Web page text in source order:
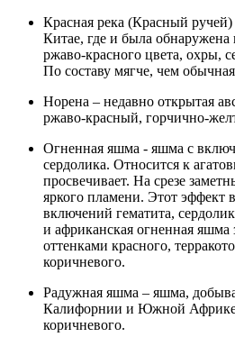
Красная река (Красный ручей)
Китае, где и была
ржаво-красного цвета, охры,
По составу мягче, чем
Норена – недавно открытая
ржаво-красный, горчично-
Огненная яшма - яшма с
сердолика. Относится к
просвечивает. На срезе
яркого пламени. Этот эффект
включений гематита,
и африканская огненная яшма
оттенками красного,
коричневого.
Радужная яшма – яшма,
Калифорнии и Южной
коричневого.